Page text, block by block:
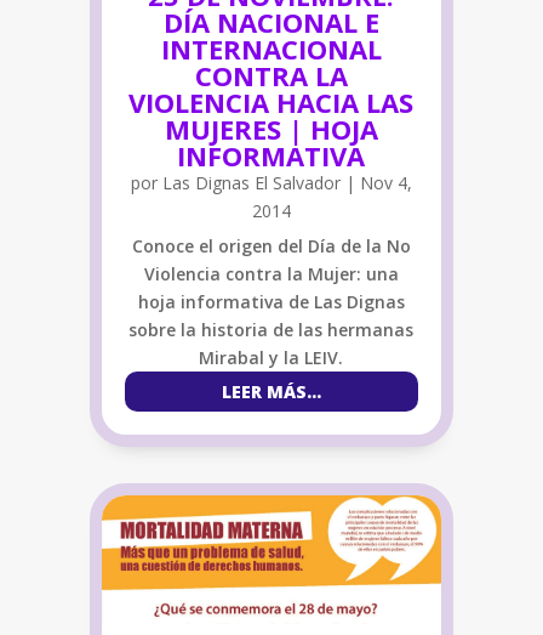
DÍA NACIONAL E
INTERNACIONAL
CONTRA LA
VIOLENCIA HACIA LAS
MUJERES | HOJA
INFORMATIVA
por Las Dignas El Salvador| Nov 4,
2014
Conoce el origen del Día de la No
Violencia contra la Mujer: una
hoja informativa de Las Dignas
sobre la historia de las hermanas
Mirabal y la LEIV.
LEER MÁS...